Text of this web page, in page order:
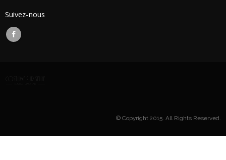
Suivez-nous
© Copyright 2015. All Rights Reserved.